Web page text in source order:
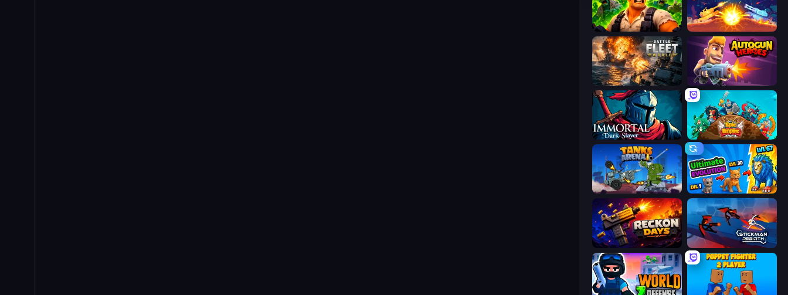
Zombie Lab Escape Tank Stars
Battle Fleet World Autogun Heroes
Immortal: Dark Slayer Epic Empire: Tower Defense
Tanks Arena io: Craft & Combat Ultimate Evolution
Reckon Days Stickman Rebirth